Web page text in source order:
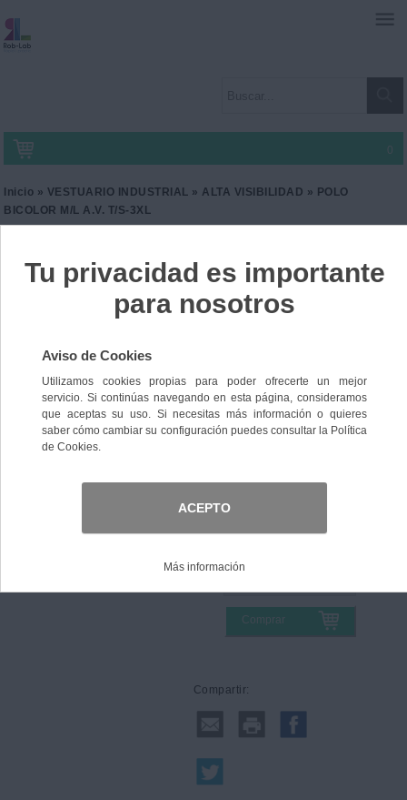
0
Inicio » VESTUARIO INDUSTRIAL » ALTA VISIBILIDAD » POLO
BICOLOR M/L A.V. T/S-3XL
POLO BICOLOR M/L A.V.
T/S-3XL
Ref. VC-305507
Color
Comprar
Compartir: